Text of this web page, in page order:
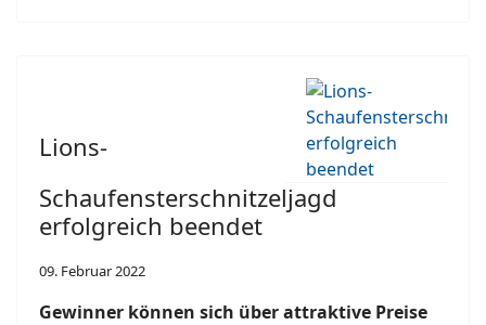
Lions-
Schaufensterschnitzeljagd
erfolgreich beendet
09. Februar 2022
Gewinner können sich über attraktive Preise